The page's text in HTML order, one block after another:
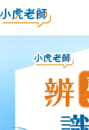
NT$ 1,880
15 件庫存